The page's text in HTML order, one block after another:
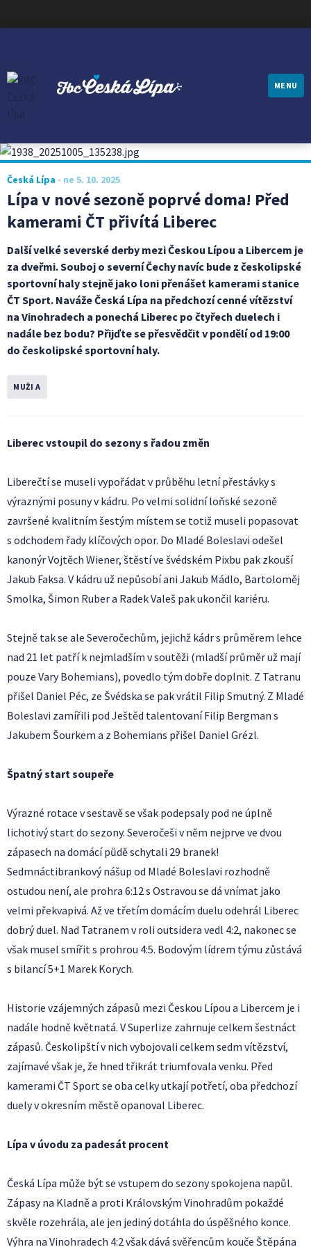
FBC ČESKÁ LÍPA
MENU
Česká Lípa - ne 5. 10. 2025
Lípa v nové sezoně poprvé doma! Před
kamerami ČT přivítá Liberec
Další velké severské derby mezi Českou Lípou a Libercem je
za dveřmi. Souboj o severní Čechy navíc bude z českolipské
sportovní haly stejně jako loni přenášet kamerami stanice
ČT Sport. Naváže Česká Lípa na předchozí cenné vítězství
na Vinohradech a ponechá Liberec po čtyřech duelech i
nadále bez bodu? Přijďte se přesvědčit v pondělí od 19:00
do českolipské sportovní haly.
MUŽI A
Liberec vstoupil do sezony s řadou změn
Liberečtí se museli vypořádat v průběhu letní přestávky s
výraznými posuny v kádru. Po velmi solidní loňské sezoně
završené kvalitním šestým místem se totiž museli popasovat
s odchodem řady klíčových opor. Do Mladé Boleslavi odešel
kanonýr Vojtěch Wiener, štěstí ve švédském Pixbu pak zkouší
Jakub Faksa. V kádru už nepůsobí ani Jakub Mádlo, Bartoloměj
Smolka, Šimon Ruber a Radek Valeš pak ukončil kariéru.
Stejně tak se ale Severočechům, jejichž kádr s průměrem lehce
nad 21 let patří k nejmladším v soutěži (mladší průměr už mají
pouze Vary Bohemians), povedlo tým dobře doplnit. Z Tatranu
přišel Daniel Péc, ze Švédska se pak vrátil Filip Smutný. Z Mladé
Boleslavi zamířili pod Ještěd talentovaní Filip Bergman s
Jakubem Šourkem a z Bohemians přišel Daniel Grézl.
Špatný start soupeře
Výrazné rotace v sestavě se však podepsaly pod ne úplně
lichotivý start do sezony. Severočeši v něm nejprve ve dvou
zápasech na domácí půdě schytali 29 branek!
Sedmnáctibrankový nášup od Mladé Boleslavi rozhodně
ostudou není, ale prohra 6:12 s Ostravou se dá vnímat jako
velmi překvapivá. Až ve třetím domácím duelu odehrál Liberec
dobrý duel. Nad Tatranem v roli outsidera vedl 4:2, nakonec se
však musel smířit s prohrou 4:5. Bodovým lídrem týmu zůstává
s bilancí 5+1 Marek Korych.
Historie vzájemných zápasů mezi Českou Lípou a Libercem je i
nadále hodně květnatá. V Superlize zahrnuje celkem šestnáct
zápasů. Českolipští v nich vybojovali celkem sedm vítězství,
zajímavé však je, že hned třikrát triumfovala venku. Před
kamerami ČT Sport se oba celky utkají potřetí, oba předchozí
duely v okresním městě opanoval Liberec.
Lípa v úvodu za padesát procent
Česká Lípa může být se vstupem do sezony spokojena napůl.
Zápasy na Kladně a proti Královským Vinohradům pokaždé
skvěle rozehrála, ale jen jediný dotáhla do úspěšného konce.
Výhra na Vinohradech 4:2 však dává svěřencům kouče Štěpána